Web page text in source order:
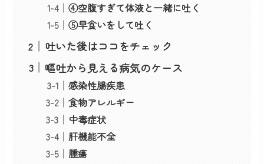
④空腹すぎて体液と一緒に吐く
⑤早食いをして吐く
吐いた後はココをチェック
嘔吐から見える病気のケース
感染性腸疾患
食物アレルギー
中毒症状
肝機能不全
腫瘍